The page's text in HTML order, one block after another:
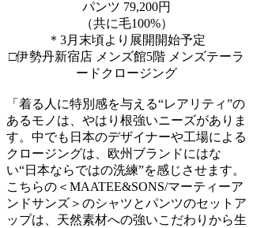
パンツ 79,200円
（共に毛100%）
＊3月末頃より展開開始予定
□伊勢丹新宿店 メンズ館5階 メンズテーラ
ードクロージング
「着る人に特別感を与える“レアリティ”の
あるモノは、やはり根強いニーズがありま
す。中でも日本のデザイナーや工場による
クロージングは、欧州ブランドにはな
い“日本ならではの洗練”を感じさせます。
こちらの＜MAATEE&SONS/マーティーア
ンドサンズ＞のシャツとパンツのセットア
ップは、天然素材への強いこだわりから生